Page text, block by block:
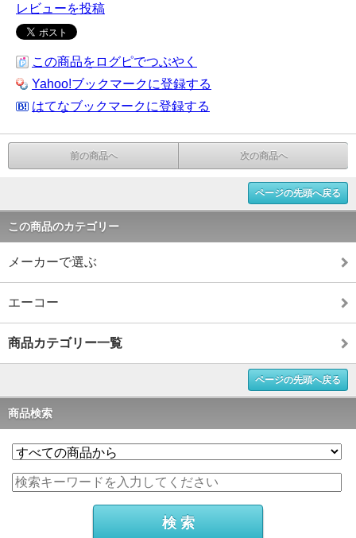
レビューを投稿
この商品をログピでつぶやく
Yahoo!ブックマークに登録する
はてなブックマークに登録する
前の商品へ 次の商品へ
ページの先頭へ戻る
この商品のカテゴリー
メーカーで選ぶ
エーコー
商品カテゴリー一覧
ページの先頭へ戻る
商品検索